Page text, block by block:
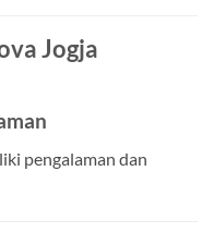
Jogja
pengalaman dan